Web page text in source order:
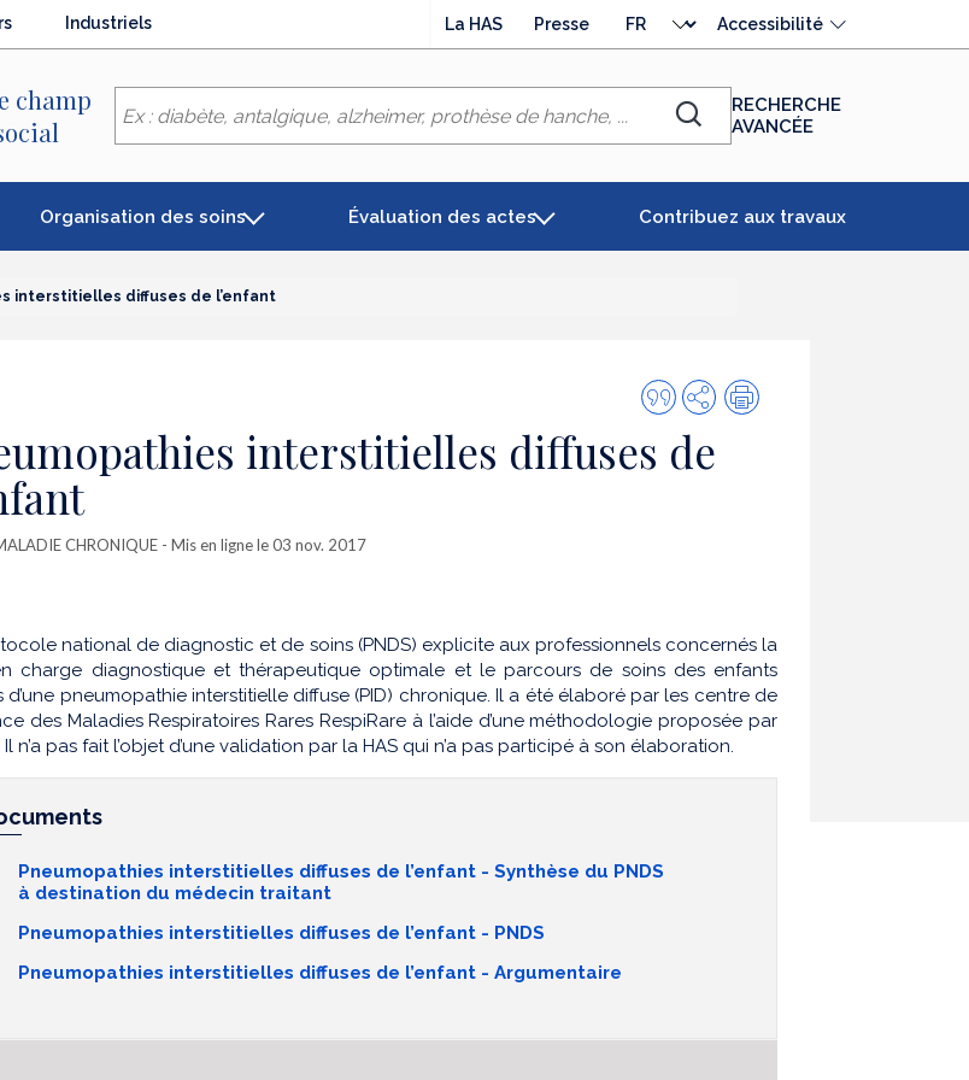
Industriels La HAS Presse
langue
Accessibilité
champ
Chercher
RECHERCHE
AVANCÉE
Organisation des soins Évaluation des actes Contribuez aux travaux
interstitielles diffuses de l’enfant
Citer
cette
publication
PartagerImpression
interstitielles diffuses de
CHRONIQUE - Mis en ligne le 03 nov. 2017
national de diagnostic et de soins (PNDS) explicite aux professionnels concernés la
charge diagnostique et thérapeutique optimale et le parcours de soins des enfants
d’une pneumopathie interstitielle diffuse (PID) chronique. Il a été élaboré par les centre de
des Maladies Respiratoires Rares RespiRare à l’aide d’une méthodologie proposée par
Il n’a pas fait l’objet d’une validation par la HAS qui n’a pas participé à son élaboration.
Pneumopathies interstitielles diffuses de l’enfant - Synthèse du PNDS
à destination du médecin traitant
Pneumopathies interstitielles diffuses de l’enfant - PNDS
Pneumopathies interstitielles diffuses de l’enfant - Argumentaire